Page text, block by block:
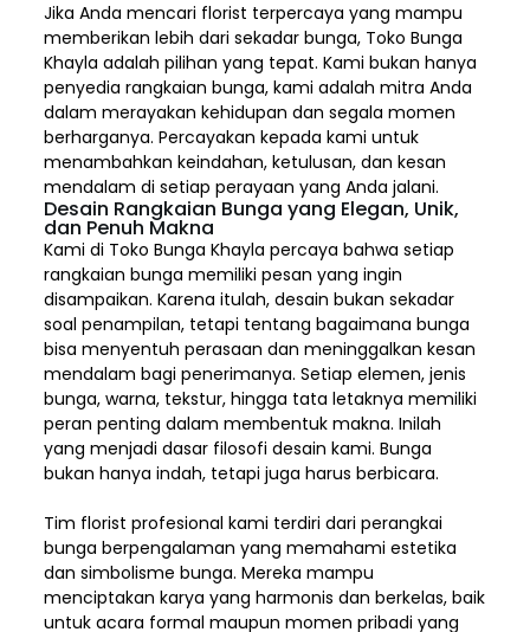
Jika Anda mencari florist terpercaya yang mampu
memberikan lebih dari sekadar bunga, Toko Bunga
Khayla adalah pilihan yang tepat. Kami bukan hanya
penyedia rangkaian bunga, kami adalah mitra Anda
dalam merayakan kehidupan dan segala momen
berharganya. Percayakan kepada kami untuk
menambahkan keindahan, ketulusan, dan kesan
mendalam di setiap perayaan yang Anda jalani.
Desain Rangkaian Bunga yang Elegan, Unik,
dan Penuh Makna
Kami di Toko Bunga Khayla percaya bahwa setiap
rangkaian bunga memiliki pesan yang ingin
disampaikan. Karena itulah, desain bukan sekadar
soal penampilan, tetapi tentang bagaimana bunga
bisa menyentuh perasaan dan meninggalkan kesan
mendalam bagi penerimanya. Setiap elemen, jenis
bunga, warna, tekstur, hingga tata letaknya memiliki
peran penting dalam membentuk makna. Inilah
yang menjadi dasar filosofi desain kami. Bunga
bukan hanya indah, tetapi juga harus berbicara.
Tim florist profesional kami terdiri dari perangkai
bunga berpengalaman yang memahami estetika
dan simbolisme bunga. Mereka mampu
menciptakan karya yang harmonis dan berkelas, baik
untuk acara formal maupun momen pribadi yang